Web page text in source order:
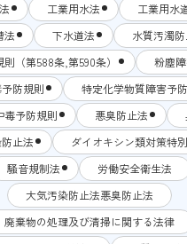
工業用水法
工業用水
法
下水道法
水質汚濁
（第588条,第590条）
粉塵
防規則
特定化学物質障害予
毒予防規則
悪臭防止法
止法
ダイオキシン類対策特
騒音規制法
労働安全衛生法
大気汚染防止法悪臭防止法
廃棄物の処理及び清掃に関する法律